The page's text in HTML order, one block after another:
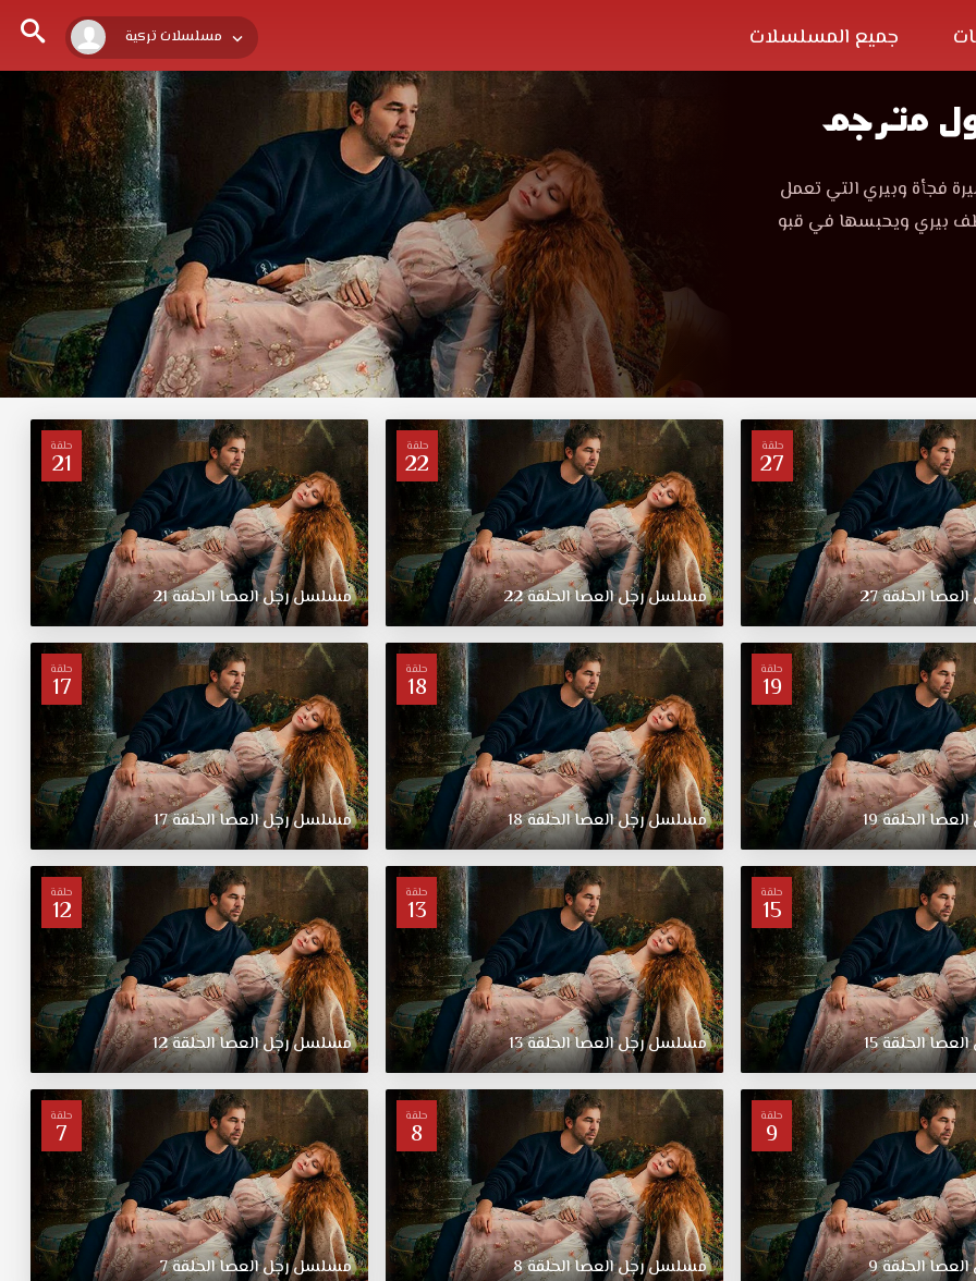
مسلسلات تركية جميع المسلسلات
مترجم
فجأة وبيري التي تعمل
بيري ويحبسها في قبو
حلقة
27
العصاالحلقة27
حلقة
22
مسلسلرجلالعصاالحلقة22
حلقة
21
مسلسلرجلالعصاالحلقة21
حلقة
19
العصاالحلقة19
حلقة
18
مسلسلرجلالعصاالحلقة18
حلقة
17
مسلسلرجلالعصاالحلقة17
حلقة
15
العصاالحلقة15
حلقة
13
مسلسلرجلالعصاالحلقة13
حلقة
12
مسلسلرجلالعصاالحلقة12
حلقة
9
العصاالحلقة9
حلقة
8
مسلسلرجلالعصاالحلقة8
حلقة
7
مسلسلرجلالعصاالحلقة7